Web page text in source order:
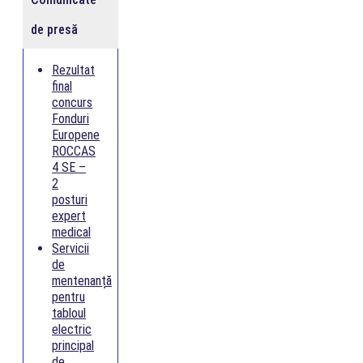
de presă
Rezultat
final
concurs
Fonduri
Europene
ROCCAS
4 SE –
2
posturi
expert
medical
Servicii
de
mentenanță
pentru
tabloul
electric
principal